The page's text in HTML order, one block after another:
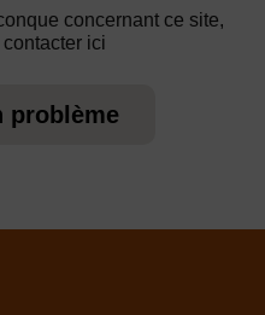
concernant ce site,
ici
problème